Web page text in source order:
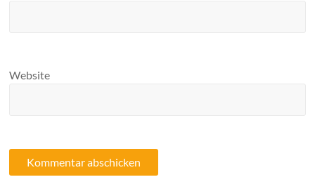
Website